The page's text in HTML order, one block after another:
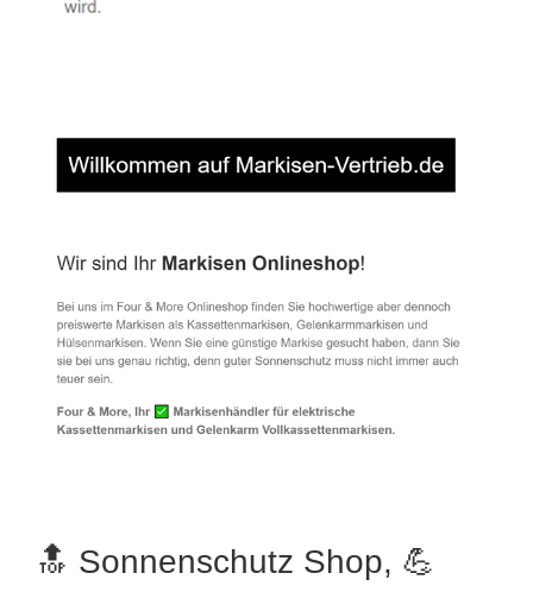
🔝 Sonnenschutz Shop, 💪